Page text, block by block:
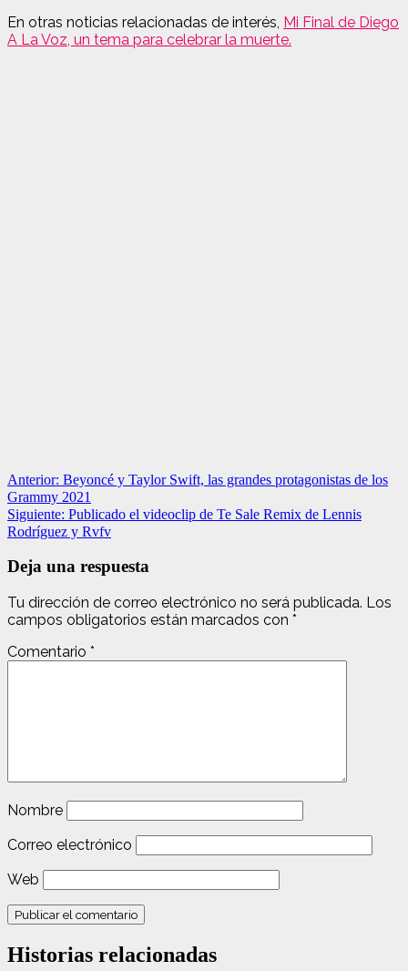
En otras noticias relacionadas de interés, Mi Final de Diego
A La Voz, un tema para celebrar la muerte.
Navegación
de
entradas
Anterior: Beyoncé y Taylor Swift, las grandes protagonistas de los
Grammy 2021
Siguiente: Publicado el videoclip de Te Sale Remix de Lennis
Rodríguez y Rvfv
Deja una respuesta
Tu dirección de correo electrónico no será publicada. Los
campos obligatorios están marcados con *
Comentario *
Nombre
Correo electrónico
Web
Historias relacionadas